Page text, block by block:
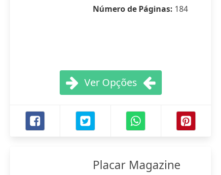
Número de Páginas: 184
Ver Opções
Placar Magazine